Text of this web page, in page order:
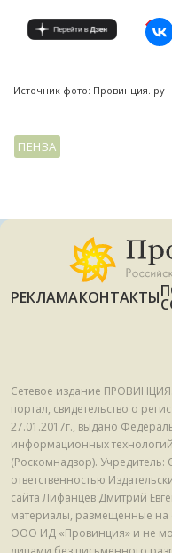
Источник фото: Провинция. ру
ПЕНЗА
РЕКЛАМАКОНТАКТЫ
Сетевое издание
портал, свидетельство о
27.01.2017г., выдано
информационных
(Роскомнадзор).
ответственностью
сайта Лифанцев Дмитрий
материалы, размещенные на
ООО ИД «Провинция» и не